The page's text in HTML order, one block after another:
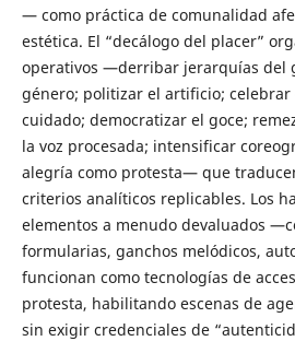
— como práctica de comunalidad
estética. El “decálogo del placer”
operativos —derribar jerarquías del
género; politizar el artificio; celebrar
cuidado; democratizar el goce;
la voz procesada; intensificar
alegría como protesta— que
criterios analíticos replicables. Los
elementos a menudo devaluados
formularias, ganchos melódicos,
funcionan como tecnologías de
protesta, habilitando escenas de
sin exigir credenciales de